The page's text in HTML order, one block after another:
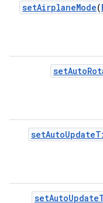
setAirplaneMode(
setAuto
setAutoUpdate
setAutoUpdate